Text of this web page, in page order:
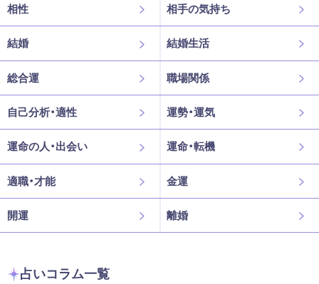
相性 相手の気持ち
結婚 結婚生活
総合運 職場関係
自己分析・適性 運勢・運気
運命の人・出会い 運命・転機
適職・才能 金運
開運 離婚
占いコラム一覧